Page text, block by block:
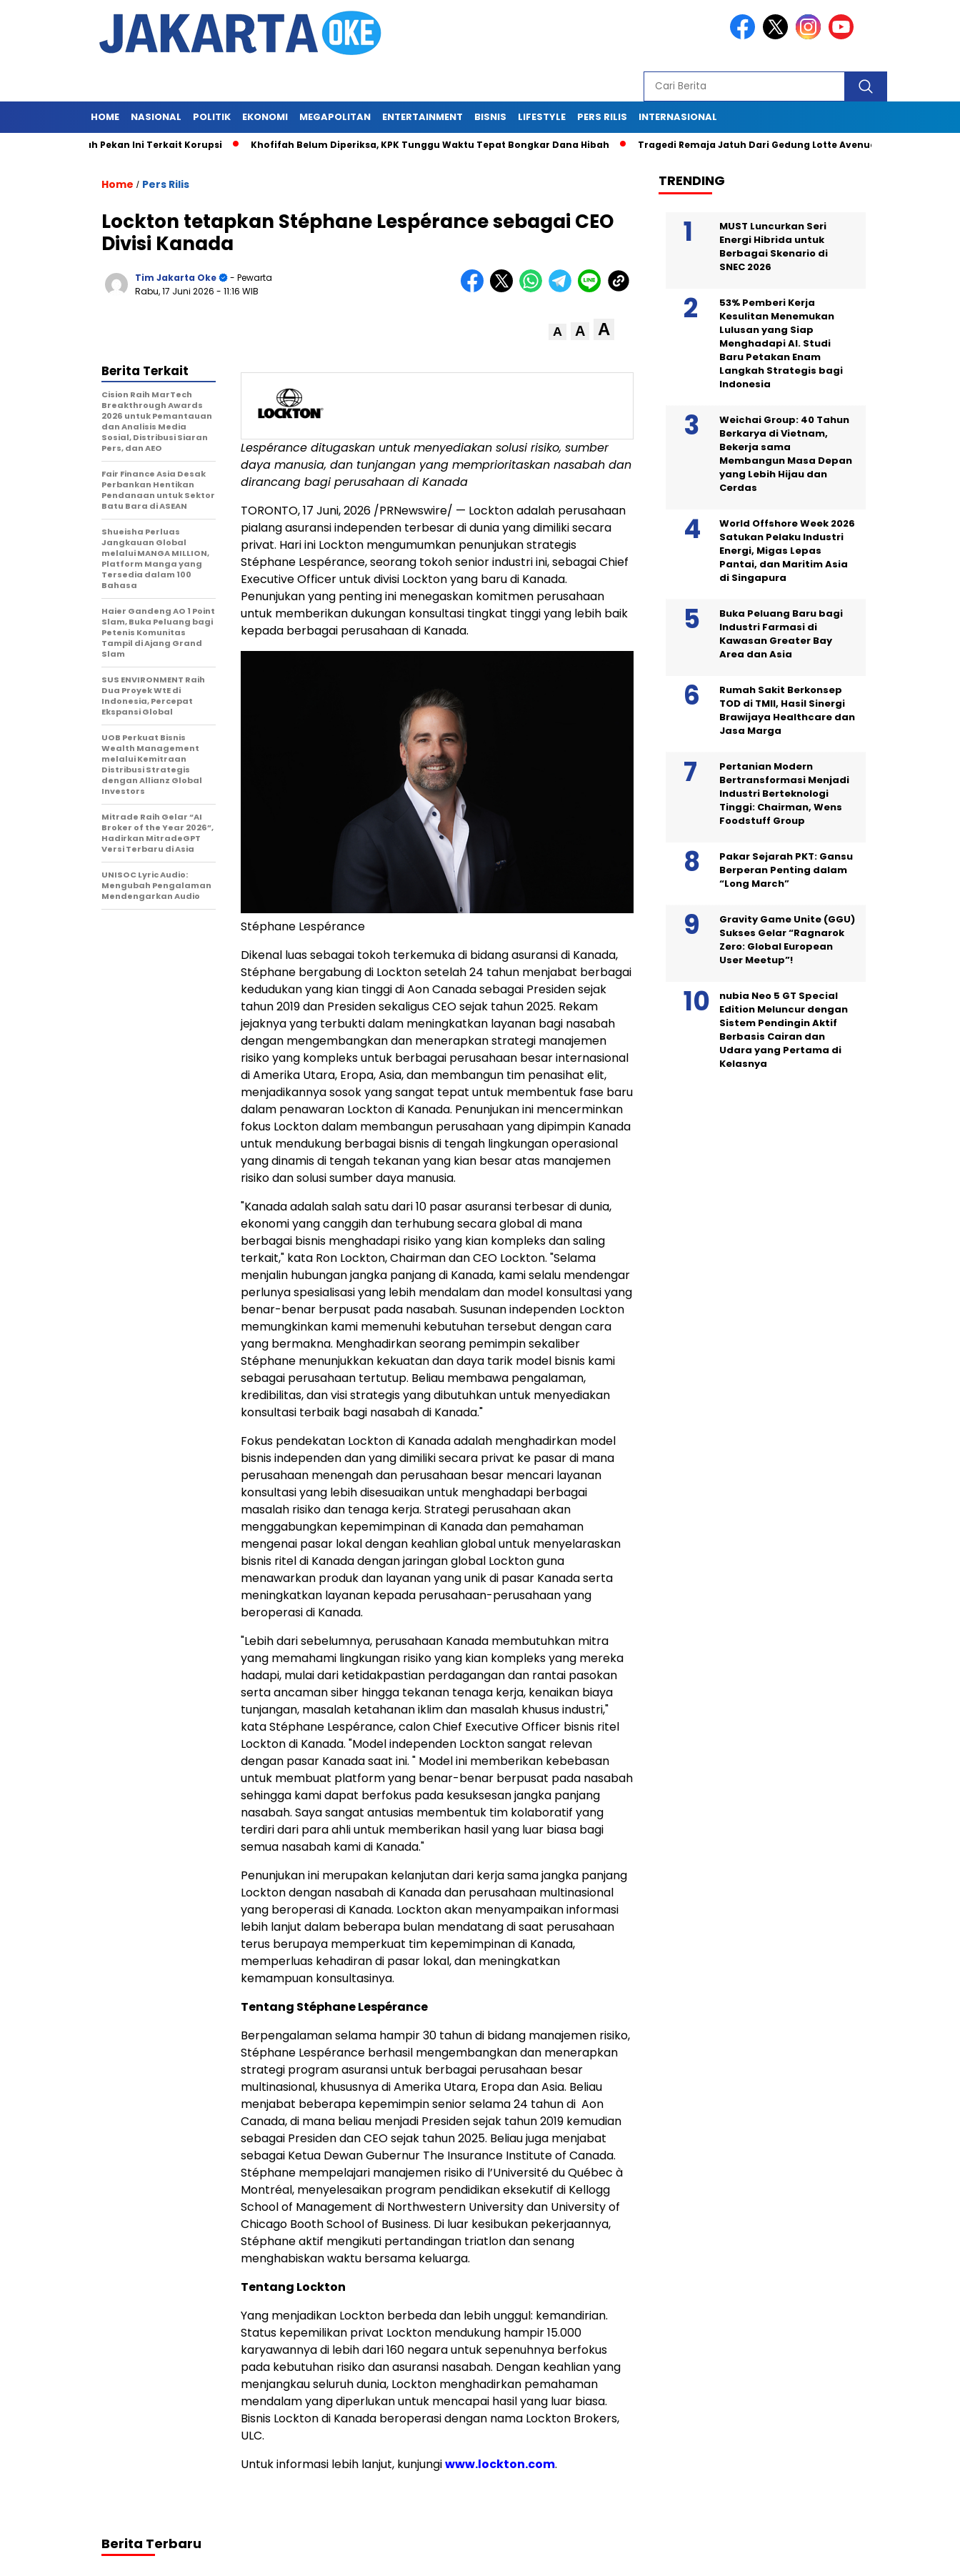
HOME NASIONAL POLITIK EKONOMI MEGAPOLITAN ENTERTAINMENT BISNIS LIFESTYLE PERS RILIS INTERNASIONAL
Khofifah Pekan Ini Terkait Korupsi Khofifah Belum Diperiksa, KPK Tunggu Waktu Tepat Bongkar Dana Hibah Tragedi Remaja Jatuh Dari Gedung Lotte Avenue: Kronologi, Saksi Mata,
Home / Pers Rilis
Lockton tetapkan Stéphane Lespérance sebagai CEO
Divisi Kanada
Tim Jakarta Oke
- Pewarta
Rabu, 17 Juni 2026 - 11:16 WIB
A A A
Lespérance ditugaskan untuk menyediakan solusi risiko, sumber
daya manusia, dan tunjangan yang memprioritaskan nasabah dan
dirancang bagi perusahaan di Kanada
TORONTO,17 Juni, 2026 /PRNewswire/ — Lockton adalah perusahaan
pialang asuransi independen terbesar di dunia yang dimiliki secara
privat. Hari ini Lockton mengumumkan penunjukan strategis
Stéphane Lespérance, seorang tokoh senior industri ini, sebagai Chief
Executive Officer untuk divisi Lockton yang baru di Kanada.
Penunjukan yang penting ini menegaskan komitmen perusahaan
untuk memberikan dukungan konsultasi tingkat tinggi yang lebih baik
kepada berbagai perusahaan di Kanada.
Stéphane Lespérance
Dikenal luas sebagai tokoh terkemuka di bidang asuransi di Kanada,
Stéphane bergabung di Lockton setelah 24 tahun menjabat berbagai
kedudukan yang kian tinggi di Aon Canada sebagai Presiden sejak
tahun 2019 dan Presiden sekaligus CEO sejak tahun 2025. Rekam
jejaknya yang terbukti dalam meningkatkan layanan bagi nasabah
dengan mengembangkan dan menerapkan strategi manajemen
risiko yang kompleks untuk berbagai perusahaan besar internasional
di Amerika Utara, Eropa, Asia, dan membangun tim penasihat elit,
menjadikannya sosok yang sangat tepat untuk membentuk fase baru
dalam penawaran Lockton di Kanada. Penunjukan ini mencerminkan
fokus Lockton dalam membangun perusahaan yang dipimpin Kanada
untuk mendukung berbagai bisnis di tengah lingkungan operasional
yang dinamis di tengah tekanan yang kian besar atas manajemen
risiko dan solusi sumber daya manusia.
"Kanada adalah salah satu dari 10 pasar asuransi terbesar di dunia,
ekonomi yang canggih dan terhubung secara global di mana
berbagai bisnis menghadapi risiko yang kian kompleks dan saling
terkait," kata Ron Lockton, Chairman dan CEO Lockton. "Selama
menjalin hubungan jangka panjang di Kanada, kami selalu mendengar
perlunya spesialisasi yang lebih mendalam dan model konsultasi yang
benar-benar berpusat pada nasabah. Susunan independen Lockton
memungkinkan kami memenuhi kebutuhan tersebut dengan cara
yang bermakna. Menghadirkan seorang pemimpin sekaliber
Stéphane menunjukkan kekuatan dan daya tarik model bisnis kami
sebagai perusahaan tertutup. Beliau membawa pengalaman,
kredibilitas, dan visi strategis yang dibutuhkan untuk menyediakan
konsultasi terbaik bagi nasabah di Kanada."
Fokus pendekatan Lockton di Kanada adalah menghadirkan model
bisnis independen dan yang dimiliki secara privat ke pasar di mana
perusahaan menengah dan perusahaan besar mencari layanan
konsultasi yang lebih disesuaikan untuk menghadapi berbagai
masalah risiko dan tenaga kerja. Strategi perusahaan akan
menggabungkan kepemimpinan di Kanada dan pemahaman
mengenai pasar lokal dengan keahlian global untuk menyelaraskan
bisnis ritel di Kanada dengan jaringan global Lockton guna
menawarkan produk dan layanan yang unik di pasar Kanada serta
meningkatkan layanan kepada perusahaan-perusahaan yang
beroperasi di Kanada.
"Lebih dari sebelumnya, perusahaan Kanada membutuhkan mitra
yang memahami lingkungan risiko yang kian kompleks yang mereka
hadapi, mulai dari ketidakpastian perdagangan dan rantai pasokan
serta ancaman siber hingga tekanan tenaga kerja, kenaikan biaya
tunjangan, masalah ketahanan iklim dan masalah khusus industri,"
kata Stéphane Lespérance, calon Chief Executive Officer bisnis ritel
Lockton di Kanada. "Model independen Lockton sangat relevan
dengan pasar Kanada saat ini. " Model ini memberikan kebebasan
untuk membuat platform yang benar-benar berpusat pada nasabah
sehingga kami dapat berfokus pada kesuksesan jangka panjang
nasabah. Saya sangat antusias membentuk tim kolaboratif yang
terdiri dari para ahli untuk memberikan hasil yang luar biasa bagi
semua nasabah kami di Kanada."
Penunjukan ini merupakan kelanjutan dari kerja sama jangka panjang
Lockton dengan nasabah di Kanada dan perusahaan multinasional
yang beroperasi di Kanada. Lockton akan menyampaikan informasi
lebih lanjut dalam beberapa bulan mendatang di saat perusahaan
terus berupaya memperkuat tim kepemimpinan di Kanada,
memperluas kehadiran di pasar lokal, dan meningkatkan
kemampuan konsultasinya.
Tentang Stéphane Lespérance
Berpengalaman selama hampir 30 tahun di bidang manajemen risiko,
Stéphane Lespérance berhasil mengembangkan dan menerapkan
strategi program asuransi untuk berbagai perusahaan besar
multinasional, khususnya di Amerika Utara, Eropa dan Asia. Beliau
menjabat beberapa kepemimpin senior selama 24 tahun di Aon
Canada, di mana beliau menjadi Presiden sejak tahun 2019 kemudian
sebagai Presiden dan CEO sejak tahun 2025. Beliau juga menjabat
sebagai Ketua Dewan Gubernur The Insurance Institute of Canada.
Stéphane mempelajari manajemen risiko di l’Université du Québec à
Montréal, menyelesaikan program pendidikan eksekutif di Kellogg
School of Management di Northwestern University dan University of
Chicago Booth School of Business. Di luar kesibukan pekerjaannya,
Stéphane aktif mengikuti pertandingan triatlon dan senang
menghabiskan waktu bersama keluarga.
Tentang Lockton
Yang menjadikan Lockton berbeda dan lebih unggul: kemandirian.
Status kepemilikan privat Lockton mendukung hampir 15.000
karyawannya di lebih dari 160 negara untuk sepenuhnya berfokus
pada kebutuhan risiko dan asuransi nasabah. Dengan keahlian yang
menjangkau seluruh dunia, Lockton menghadirkan pemahaman
mendalam yang diperlukan untuk mencapai hasil yang luar biasa.
Bisnis Lockton di Kanada beroperasi dengan nama Lockton Brokers,
ULC.
Untuk informasi lebih lanjut, kunjungiwww.lockton.com.
Berita Terkait
Cision Raih MarTech
Breakthrough Awards
2026 untuk Pemantauan
dan Analisis Media
Sosial, Distribusi Siaran
Pers, dan AEO
Fair Finance Asia Desak
Perbankan Hentikan
Pendanaan untuk Sektor
Batu Bara di ASEAN
Shueisha Perluas
Jangkauan Global
melalui MANGA MILLION,
Platform Manga yang
Tersedia dalam 100
Bahasa
Haier Gandeng AO 1 Point
Slam, Buka Peluang bagi
Petenis Komunitas
Tampil di Ajang Grand
Slam
SUS ENVIRONMENT Raih
Dua Proyek WtE di
Indonesia, Percepat
Ekspansi Global
UOB Perkuat Bisnis
Wealth Management
melalui Kemitraan
Distribusi Strategis
dengan Allianz Global
Investors
Mitrade Raih Gelar “AI
Broker of the Year 2026”,
Hadirkan MitradeGPT
Versi Terbaru di Asia
UNISOC Lyric Audio:
Mengubah Pengalaman
Mendengarkan Audio
Berita Terbaru
TRENDING
MUST Luncurkan Seri
Energi Hibrida untuk
Berbagai Skenario di
SNEC 2026
53% Pemberi Kerja
Kesulitan Menemukan
Lulusan yang Siap
Menghadapi AI. Studi
Baru Petakan Enam
Langkah Strategis bagi
Indonesia
Weichai Group: 40 Tahun
Berkarya di Vietnam,
Bekerja sama
Membangun Masa Depan
yang Lebih Hijau dan
Cerdas
World Offshore Week 2026
Satukan Pelaku Industri
Energi, Migas Lepas
Pantai, dan Maritim Asia
di Singapura
Buka Peluang Baru bagi
Industri Farmasi di
Kawasan Greater Bay
Area dan Asia
Rumah Sakit Berkonsep
TOD di TMII, Hasil Sinergi
Brawijaya Healthcare dan
Jasa Marga
Pertanian Modern
Bertransformasi Menjadi
Industri Berteknologi
Tinggi: Chairman, Wens
Foodstuff Group
Pakar Sejarah PKT: Gansu
Berperan Penting dalam
“Long March”
Gravity Game Unite (GGU)
Sukses Gelar “Ragnarok
Zero: Global European
User Meetup”!
nubia Neo 5 GT Special
Edition Meluncur dengan
Sistem Pendingin Aktif
Berbasis Cairan dan
Udara yang Pertama di
Kelasnya